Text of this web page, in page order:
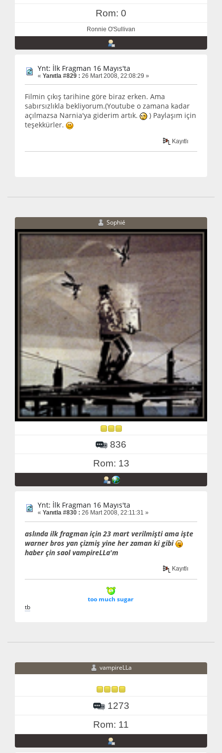
Rom: 0
Ronnie O'Sullivan
Ynt: İlk Fragman 16 Mayıs'ta
« Yanıtla #829 : 26 Mart 2008, 22:08:29 »
Filmin çıkış tarihine göre biraz erken. Ama
sabırsızlıkla bekliyorum.(Youtube o zamana kadar
açılmazsa Narnia'ya giderim artık.
) Paylaşım için
teşekkürler.
Kayıtlı
Sophié
836
Rom: 13
Ynt: İlk Fragman 16 Mayıs'ta
« Yanıtla #830 : 26 Mart 2008, 22:11:31 »
aslında ilk fragman için 23 mart verilmişti ama işte
warner bros yan çizmiş yine her zaman ki gibi
haber çin saol vampireLLa'm
Kayıtlı
too much sugar
tb
vampireLLa
1273
Rom: 11